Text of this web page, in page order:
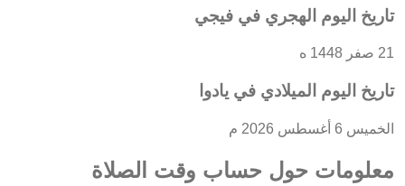
تاريخ اليوم الهجري في فيجي
21 صفر 1448 ه
تاريخ اليوم الميلادي في يادوا
الخميس 6 أغسطس 2026 م
معلومات حول حساب وقت الصلاة